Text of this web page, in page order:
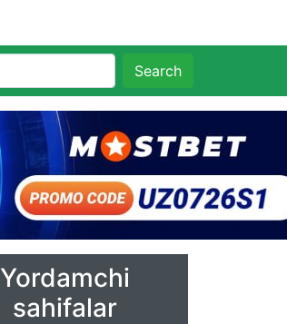
Search
Yordamchi
sahifalar